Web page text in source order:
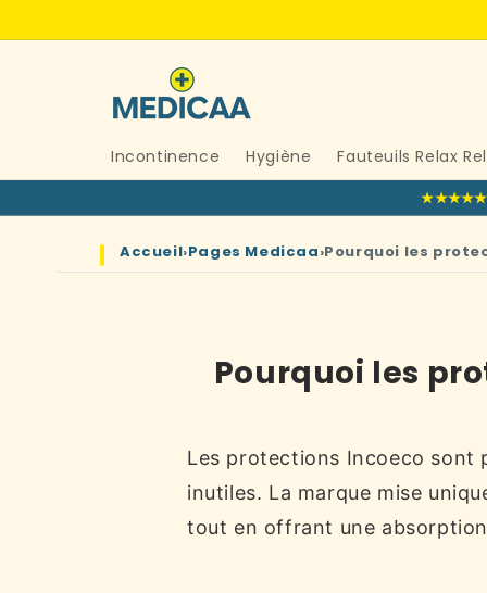
au
Incontinence Hygiène Fauteuils Relax
★★★★★
Accueil›Pages Medicaa›Pourquoi les
Pourquoi les
Les protections Incoeco sont
inutiles. La marque mise
tout en offrant une